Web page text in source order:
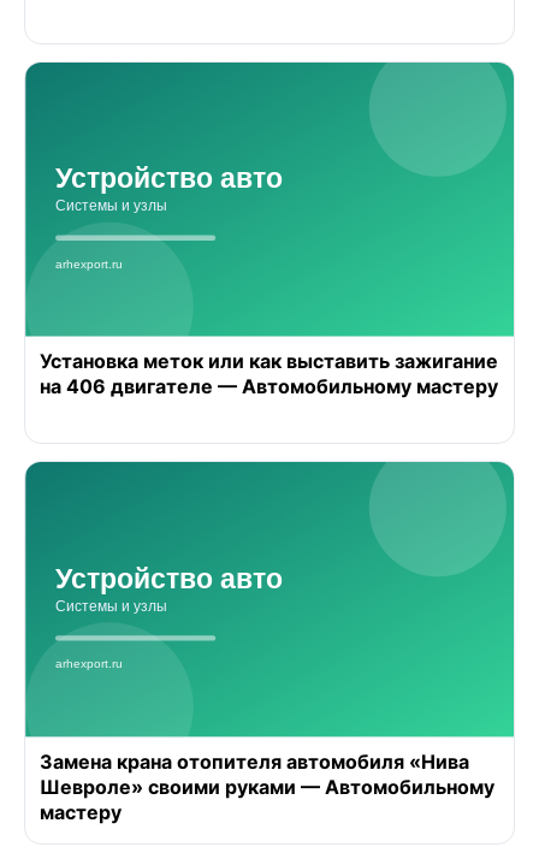
Установка меток или как выставить зажигание
на 406 двигателе — Автомобильному мастеру
Замена крана отопителя автомобиля «Нива
Шевроле» своими руками — Автомобильному
мастеру